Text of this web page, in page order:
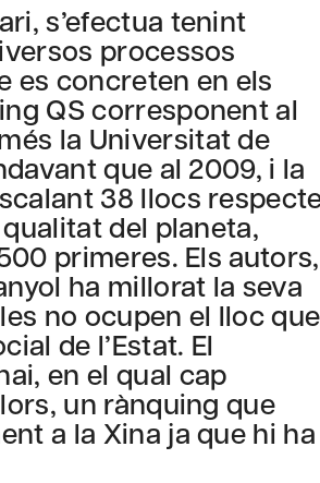
s’efectua tenint
processos
es concreten en els
QS corresponent al
la Universitat de
que al 2009, i la
38 llocs
del planeta,
primeres. Els autors,
ha millorat la seva
no ocupen el lloc que
de l’Estat. El
en el qual cap
un rànquing que
a la Xina ja que hi ha